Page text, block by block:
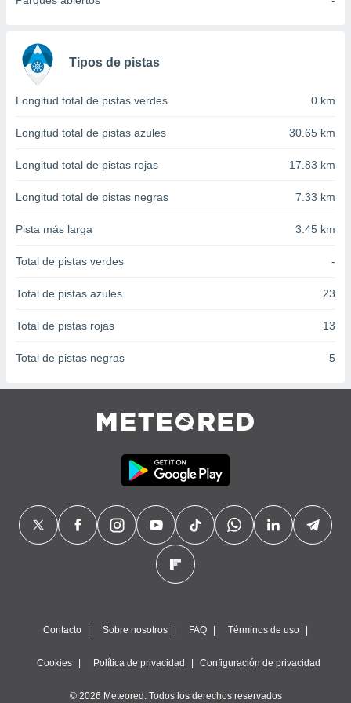
e
mediante
publicidad
1199
Tipos de pistas
Longitud total de pistas verdes 0 km
Longitud total de pistas azules 30.65 km
Longitud total de pistas rojas 17.83 km
Longitud total de pistas negras 7.33 km
Pista más larga 3.45 km
Total de pistas verdes -
Total de pistas azules 23
Total de pistas rojas 13
Total de pistas negras 5
Contacto Sobre nosotros FAQ Términos de uso
Cookies Política de privacidad Configuración de privacidad
© 2026 Meteored. Todos los derechos reservados